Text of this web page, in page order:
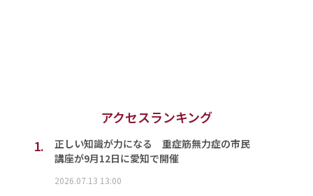
アクセスランキング
1.
正しい知識が力になる 重症筋無力症の市民
講座が9月12日に愛知で開催
2026.07.13 13:00